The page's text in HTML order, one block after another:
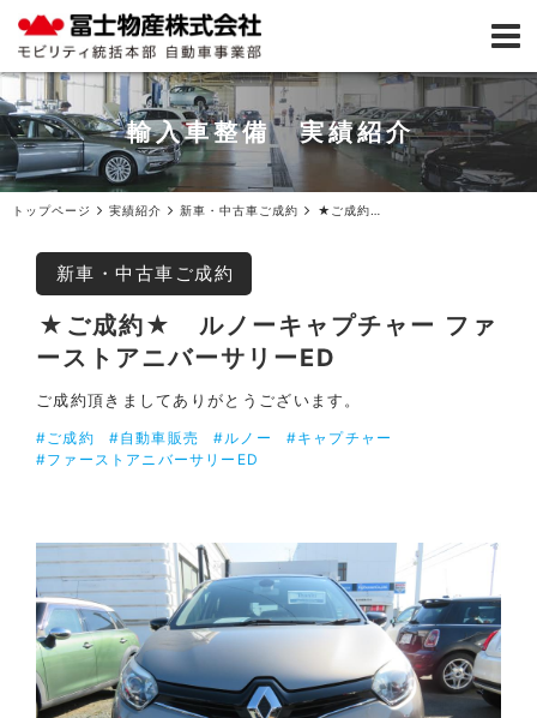
輸入車整備 実績紹介
トップページ 実績紹介 新車・中古車ご成約
新車・中古車ご成約
★ご成約★ ルノーキャプチャー ファ
ーストアニバーサリーED
ご成約頂きましてありがとうございます。
#ご成約 #自動車販売 #ルノー
#キャプチャー
#ファーストアニバーサリーED